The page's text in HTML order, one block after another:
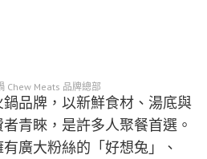
Chew Meats 品牌總部
品牌，以新鮮食材、湯底與
青睞，是許多人聚餐首選。
廣大粉絲的「好想兔」、